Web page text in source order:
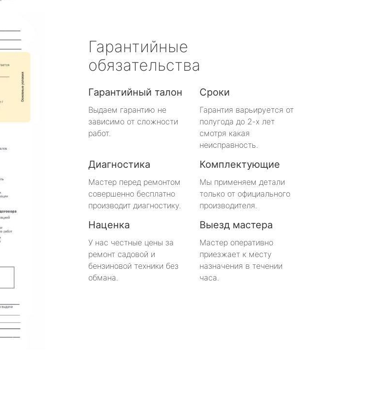
Гарантийные
обязательства
Гарантийный талон
Выдаем гарантию не
зависимо от сложности
работ.
Сроки
Гарантия варьируется от
полугода до 2-х лет
смотря какая
неисправность.
Диагностика
Мастер перед ремонтом
совершенно бесплатно
производит диагностику.
Комплектующие
Мы применяем детали
только от официального
производителя.
Наценка
У нас честные цены за
ремонт садовой и
бензиновой техники без
обмана.
Выезд мастера
Мастер оперативно
приезжает к месту
назначения в течении
часа.